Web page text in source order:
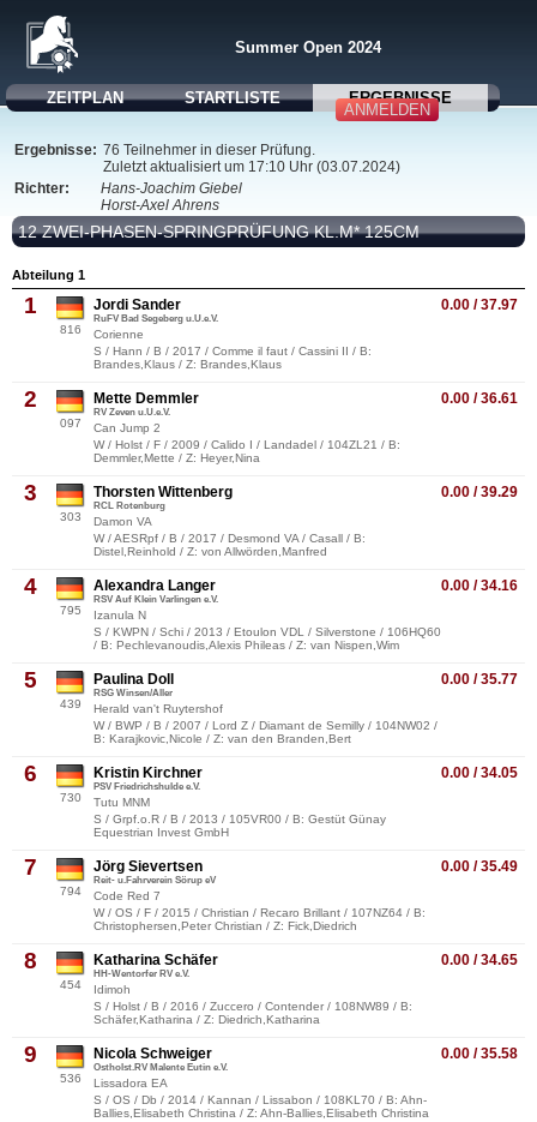
ANMELDEN
Summer Open 2024
ZEITPLAN STARTLISTE ERGEBNISSE
Ergebnisse: 76 Teilnehmer in dieser Prüfung.
Zuletzt aktualisiert um 17:10 Uhr (03.07.2024)
Richter:
Hans-Joachim Giebel
Horst-Axel Ahrens
12 ZWEI-PHASEN-SPRINGPRÜFUNG KL.M* 125CM
Abteilung 1
1
816
0.00 / 37.97
Jordi Sander
RuFV Bad Segeberg u.U.e.V.
Corienne
S / Hann / B / 2017 / Comme il faut / Cassini II / B:
Brandes,Klaus / Z: Brandes,Klaus
2
097
0.00 / 36.61
Mette Demmler
RV Zeven u.U.e.V.
Can Jump 2
W / Holst / F / 2009 / Calido I / Landadel / 104ZL21 / B:
Demmler,Mette / Z: Heyer,Nina
3
303
0.00 / 39.29
Thorsten Wittenberg
RCL Rotenburg
Damon VA
W / AESRpf / B / 2017 / Desmond VA / Casall / B:
Distel,Reinhold / Z: von Allwörden,Manfred
4
795
0.00 / 34.16
Alexandra Langer
RSV Auf Klein Varlingen e.V.
Izanula N
S / KWPN / Schi / 2013 / Etoulon VDL / Silverstone / 106HQ60
/ B: Pechlevanoudis,Alexis Phileas / Z: van Nispen,Wim
5
439
0.00 / 35.77
Paulina Doll
RSG Winsen/Aller
Herald van't Ruytershof
W / BWP / B / 2007 / Lord Z / Diamant de Semilly / 104NW02 /
B: Karajkovic,Nicole / Z: van den Branden,Bert
6
730
0.00 / 34.05
Kristin Kirchner
PSV Friedrichshulde e.V.
Tutu MNM
S / Grpf.o.R / B / 2013 / 105VR00 / B: Gestüt Günay
Equestrian Invest GmbH
7
794
0.00 / 35.49
Jörg Sievertsen
Reit- u.Fahrverein Sörup eV
Code Red 7
W / OS / F / 2015 / Christian / Recaro Brillant / 107NZ64 / B:
Christophersen,Peter Christian / Z: Fick,Diedrich
8
454
0.00 / 34.65
Katharina Schäfer
HH-Wentorfer RV e.V.
Idimoh
S / Holst / B / 2016 / Zuccero / Contender / 108NW89 / B:
Schäfer,Katharina / Z: Diedrich,Katharina
9
536
0.00 / 35.58
Nicola Schweiger
Ostholst.RV Malente Eutin e.V.
Lissadora EA
S / OS / Db / 2014 / Kannan / Lissabon / 108KL70 / B: Ahn-
Ballies,Elisabeth Christina / Z: Ahn-Ballies,Elisabeth Christina